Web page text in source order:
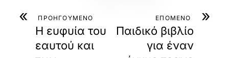
« ΠΡΟΗΓΟΥΜΕΝΟ
Η ευφυία του
εαυτού και
»
ΕΠΟΜΕΝΟ
Παιδικό βιβλίο
για έναν